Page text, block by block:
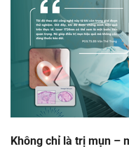
Không chỉ là trị mụn –